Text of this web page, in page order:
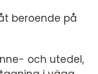
beroende på
och utedel,